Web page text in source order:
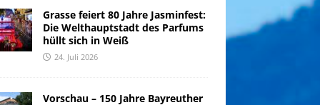
Grasse feiert 80 Jahre Jasminfest:
Die Welthauptstadt des Parfums
hüllt sich in Weiß
24. Juli 2026
Vorschau – 150 Jahre Bayreuther